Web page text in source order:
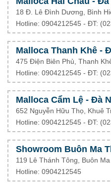
18 Đ. Lê Đình Dương, Bình
Hotline: 0904212545 - ĐT:
Malloca Thanh Khê -
475 Điện Biên Phủ, Thanh
Hotline: 0904212545 - ĐT:
Malloca Cẩm Lệ - Đà
652 Nguyễn Hữu Thọ, Khuê
Hotline: 0904212545 - ĐT:
Showroom Buôn Ma
119 Lê Thánh Tông, Buôn
Hotline: 0904212545